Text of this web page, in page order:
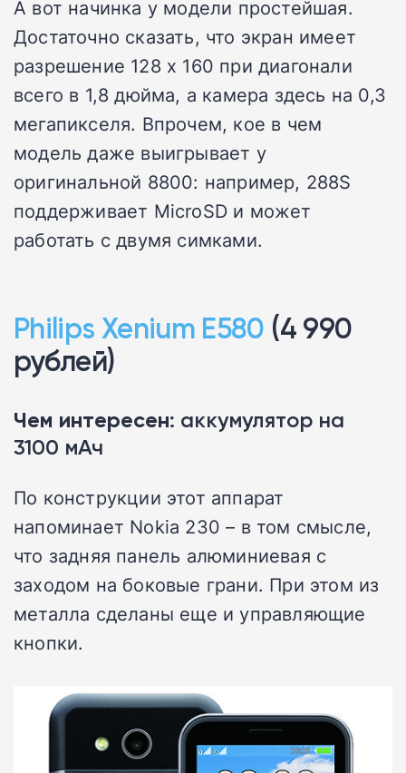
А вот начинка у модели простейшая.
Достаточно сказать, что экран имеет
разрешение 128 х 160 при диагонали
всего в 1,8 дюйма, а камера здесь на 0,3
мегапикселя. Впрочем, кое в чем
модель даже выигрывает у
оригинальной 8800: например, 288S
поддерживает MicroSD и может
работать с двумя симками.
Philips Xenium E580 (4 990
рублей)
Чем интересен: аккумулятор на
3100 мАч
По конструкции этот аппарат
напоминает Nokia 230 – в том смысле,
что задняя панель алюминиевая с
заходом на боковые грани. При этом из
металла сделаны еще и управляющие
кнопки.